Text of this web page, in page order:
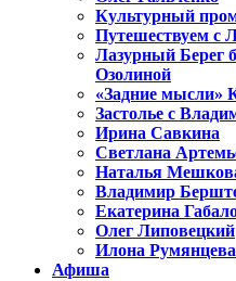
Культурный
Путешествуем с
Лазурный Берег
Озолиной
«Задние
Застолье с
Ирина Савкина
Светлана
Наталья
Владимир
Екатерина
Олег Липовецкий
Илона Румянцева
Афиша